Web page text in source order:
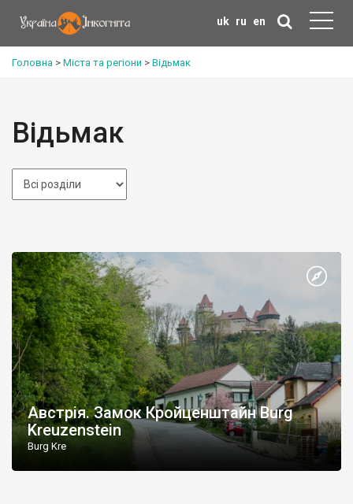
uk ru en
Головна > Міста та регіони > Відьмак
Відьмак
Австрія. Замок Кройценштайн Burg
Kreuzenstein
Burg Kre